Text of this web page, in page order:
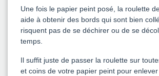
Une fois le papier peint posé, la roulette
aide à obtenir des bords qui sont bien
risquent pas de se déchirer ou de se
temps.
Il suffit juste de passer la roulette sur
et coins de votre papier peint pour